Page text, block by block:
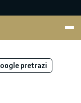
pretrazi